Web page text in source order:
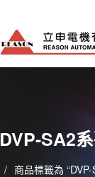
DVP-SA2
/ 商品標籤為 “DVP-